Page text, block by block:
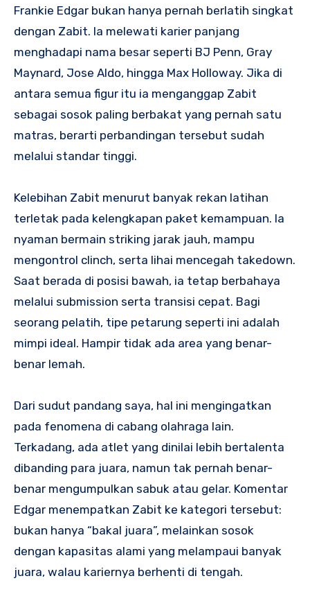
Frankie Edgar bukan hanya pernah berlatih singkat
dengan Zabit. Ia melewati karier panjang
menghadapi nama besar seperti BJ Penn, Gray
Maynard, Jose Aldo, hingga Max Holloway. Jika di
antara semua figur itu ia menganggap Zabit
sebagai sosok paling berbakat yang pernah satu
matras, berarti perbandingan tersebut sudah
melalui standar tinggi.
Kelebihan Zabit menurut banyak rekan latihan
terletak pada kelengkapan paket kemampuan. Ia
nyaman bermain striking jarak jauh, mampu
mengontrol clinch, serta lihai mencegah takedown.
Saat berada di posisi bawah, ia tetap berbahaya
melalui submission serta transisi cepat. Bagi
seorang pelatih, tipe petarung seperti ini adalah
mimpi ideal. Hampir tidak ada area yang benar-
benar lemah.
Dari sudut pandang saya, hal ini mengingatkan
pada fenomena di cabang olahraga lain.
Terkadang, ada atlet yang dinilai lebih bertalenta
dibanding para juara, namun tak pernah benar-
benar mengumpulkan sabuk atau gelar. Komentar
Edgar menempatkan Zabit ke kategori tersebut:
bukan hanya “bakal juara”, melainkan sosok
dengan kapasitas alami yang melampaui banyak
juara, walau kariernya berhenti di tengah.